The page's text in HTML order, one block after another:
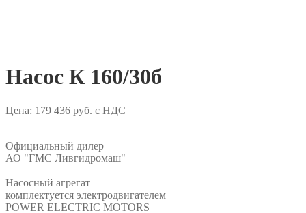
Насос К 160/30б
Цена: 179 436 руб. с НДС
Официальный дилер
АО "ГМС Ливгидромаш"
Насосный агрегат
комплектуется электродвигателем
POWER ELECTRIC MOTORS